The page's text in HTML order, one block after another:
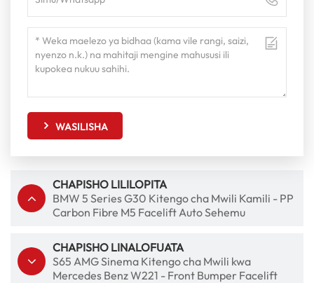
WASILISHA
CHAPISHO LILILOPITA
BMW 5 Series G30 Kitengo cha Mwili Kamili - PP
Carbon Fibre M5 Facelift Auto Sehemu
CHAPISHO LINALOFUATA
S65 AMG Sinema Kitengo cha Mwili kwa
Mercedes Benz W221 - Front Bumper Facelift